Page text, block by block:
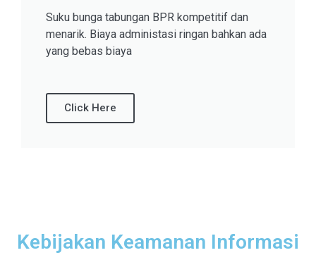
Suku bunga tabungan BPR kompetitif dan
menarik. Biaya administasi ringan bahkan ada
yang bebas biaya
Click Here
Kebijakan Keamanan Informasi